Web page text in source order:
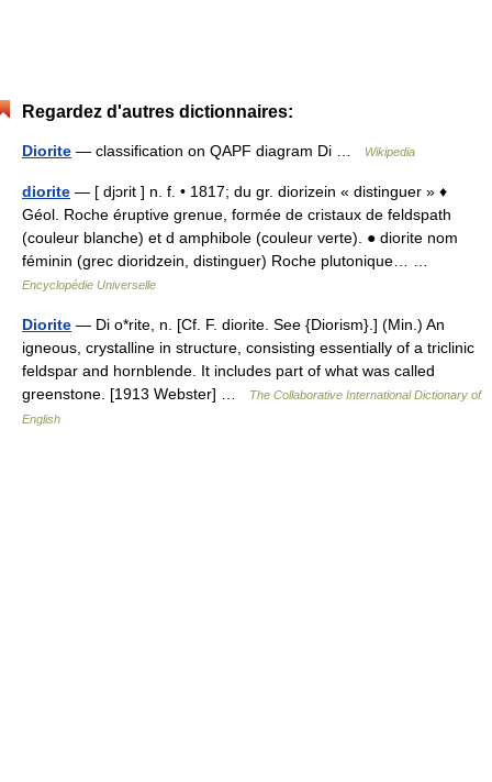
Regardez d'autres dictionnaires:
Diorite — classification on QAPF diagram Di … Wikipedia
diorite — [ djɔrit ] n. f. • 1817; du gr. diorizein « distinguer » ♦
Géol. Roche éruptive grenue, formée de cristaux de feldspath
(couleur blanche) et d amphibole (couleur verte). ● diorite nom
féminin (grec dioridzein, distinguer) Roche plutonique… …
Encyclopédie Universelle
Diorite — Di o*rite, n. [Cf. F. diorite. See {Diorism}.] (Min.) An
igneous, crystalline in structure, consisting essentially of a triclinic
feldspar and hornblende. It includes part of what was called
greenstone. [1913 Webster] …
The Collaborative International Dictionary of
English